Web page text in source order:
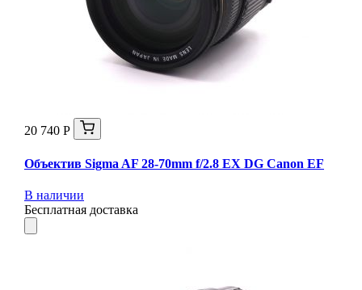
20 740 Р
Объектив Sigma AF 28-70mm f/2.8 EX DG Canon EF
В наличии
Бесплатная доставка